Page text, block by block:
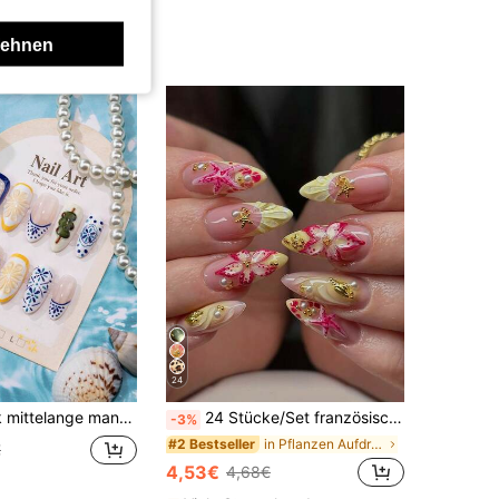
French Pointed Acryl Full Coverage Press-On Kunstnägel, Nagelkunst-Zubehör
24
-3% 24 Stücke/Set französische mandel-förmige Ozean-Stil elegante 3D stereo Seesterne, rote & gelbe Blumen, Muscheln, mit goldenen Perlen dekorierte süße Aufklebe-Vollfinger-Kunstnägel mit 1 Stück Gelee-Gel und 1 Stück Nagelfeile, für einen romantischen Touch bei täglichen Dates, Herbst/Winter Nagelpflege-Zubehör
#2 Bestseller in Pflanzen Aufdrückbare künstliche Nägel
4,53€ 4,68€